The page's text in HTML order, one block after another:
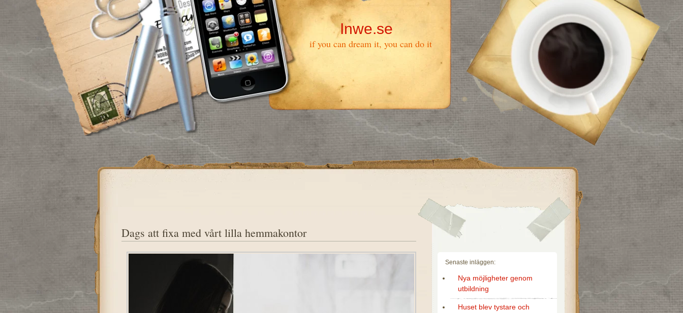
Inwe.se
if you can dream it, you can do it
Dags att fixa med vårt lilla hemmakontor
Senaste inläggen:
Nya möjligheter genom
utbildning
Huset blev tystare och